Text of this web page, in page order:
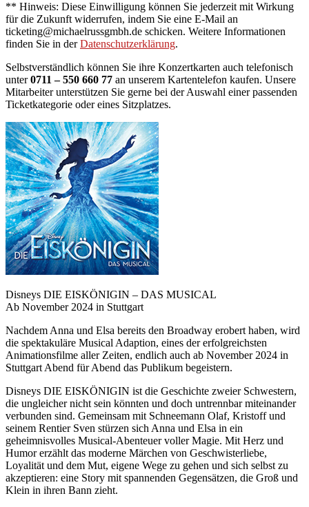
** Hinweis: Diese Einwilligung können Sie jederzeit mit Wirkung
für die Zukunft widerrufen, indem Sie eine E-Mail an
ticketing@michaelrussgmbh.de schicken. Weitere Informationen
finden Sie in derDatenschutzerklärung.
Selbstverständlich können Sie ihre Konzertkarten auch telefonisch
unter0711 – 550 660 77 an unserem Kartentelefon kaufen. Unsere
Mitarbeiter unterstützen Sie gerne bei der Auswahl einer passenden
Ticketkategorie oder eines Sitzplatzes.
Disneys DIE EISKÖNIGIN – DAS MUSICAL
Ab November 2024 in Stuttgart
Nachdem Anna und Elsa bereits den Broadway erobert haben, wird
die spektakuläre Musical Adaption, eines der erfolgreichsten
Animationsfilme aller Zeiten, endlich auch ab November 2024 in
Stuttgart Abend für Abend das Publikum begeistern.
Disneys DIE EISKÖNIGIN ist die Geschichte zweier Schwestern,
die ungleicher nicht sein könnten und doch untrennbar miteinander
verbunden sind. Gemeinsam mit Schneemann Olaf, Kristoff und
seinem Rentier Sven stürzen sich Anna und Elsa in ein
geheimnisvolles Musical-Abenteuer voller Magie. Mit Herz und
Humor erzählt das moderne Märchen von Geschwisterliebe,
Loyalität und dem Mut, eigene Wege zu gehen und sich selbst zu
akzeptieren: eine Story mit spannenden Gegensätzen, die Groß und
Klein in ihren Bann zieht.